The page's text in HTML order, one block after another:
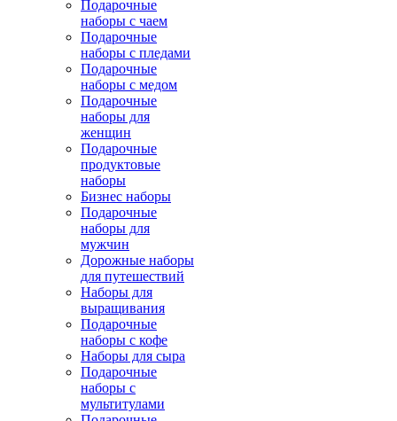
Подарочные
наборы с чаем
Подарочные
наборы с пледами
Подарочные
наборы с медом
Подарочные
наборы для
женщин
Подарочные
продуктовые
наборы
Бизнес наборы
Подарочные
наборы для
мужчин
Дорожные наборы
для путешествий
Наборы для
выращивания
Подарочные
наборы с кофе
Наборы для сыра
Подарочные
наборы с
мультитулами